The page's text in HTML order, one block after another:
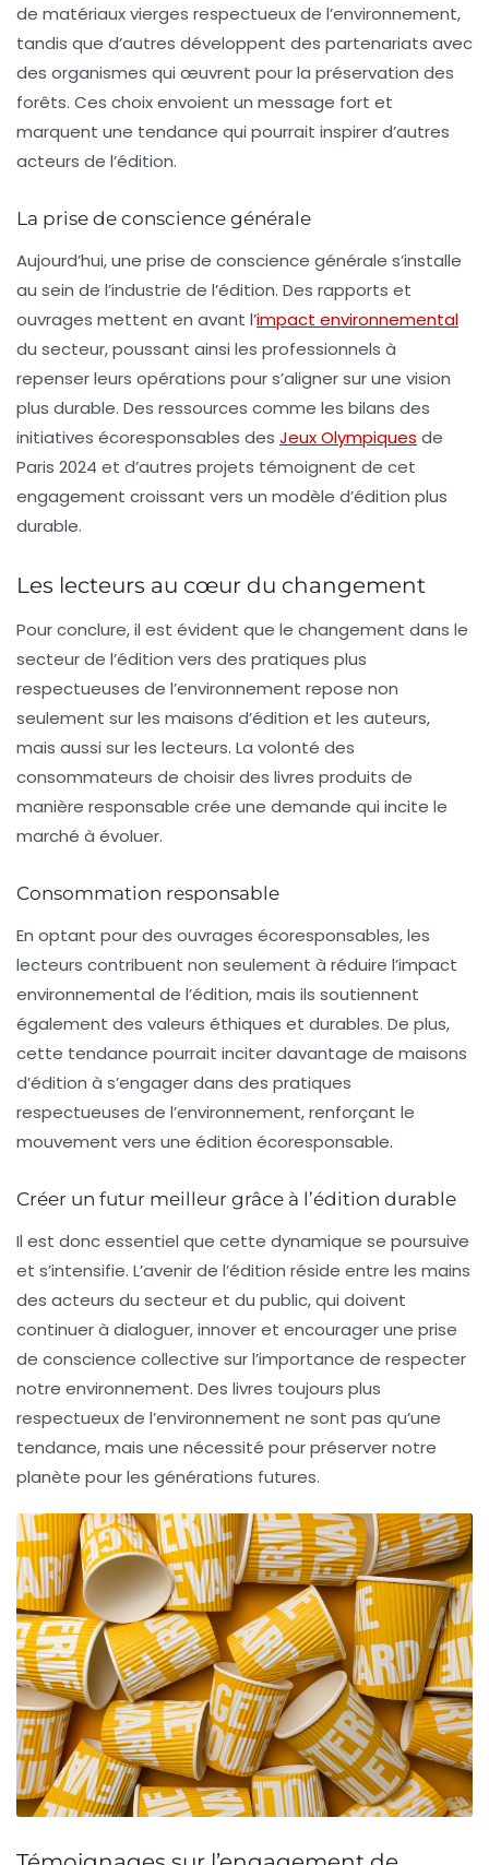
de matériaux vierges respectueux de l’environnement,
tandis que d’autres développent des partenariats avec
des organismes qui œuvrent pour la préservation des
forêts. Ces choix envoient un message fort et
marquent une tendance qui pourrait inspirer d’autres
acteurs de l’édition.
La prise de conscience générale
Aujourd’hui, une prise de conscience générale s’installe
au sein de l’industrie de l’édition. Des rapports et
ouvrages mettent en avant l’impact environnemental
du secteur, poussant ainsi les professionnels à
repenser leurs opérations pour s’aligner sur une vision
plus durable. Des ressources comme les bilans des
initiatives écoresponsables des Jeux Olympiques de
Paris 2024 et d’autres projets témoignent de cet
engagement croissant vers un modèle d’édition plus
durable.
Les lecteurs au cœur du changement
Pour conclure, il est évident que le changement dans le
secteur de l’édition vers des pratiques plus
respectueuses de l’environnement repose non
seulement sur les maisons d’édition et les auteurs,
mais aussi sur les lecteurs. La volonté des
consommateurs de choisir des livres produits de
manière responsable crée une demande qui incite le
marché à évoluer.
Consommation responsable
En optant pour des ouvrages écoresponsables, les
lecteurs contribuent non seulement à réduire l’impact
environnemental de l’édition, mais ils soutiennent
également des valeurs éthiques et durables. De plus,
cette tendance pourrait inciter davantage de maisons
d’édition à s’engager dans des pratiques
respectueuses de l’environnement, renforçant le
mouvement vers une édition écoresponsable.
Créer un futur meilleur grâce à l’édition durable
Il est donc essentiel que cette dynamique se poursuive
et s’intensifie. L’avenir de l’édition réside entre les mains
des acteurs du secteur et du public, qui doivent
continuer à dialoguer, innover et encourager une prise
de conscience collective sur l’importance de respecter
notre environnement. Des livres toujours plus
respectueux de l’environnement ne sont pas qu’une
tendance, mais une nécessité pour préserver notre
planète pour les générations futures.